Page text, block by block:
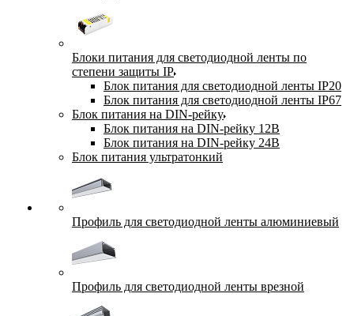
Блоки питания для светодиодной ленты по
степени защиты IP
Блок питания для светодиодной ленты IP20
Блок питания для светодиодной ленты IP67
Блок питания на DIN-рейку
Блок питания на DIN-рейку 12В
Блок питания на DIN-рейку 24В
Блок питания ультратонкий
Профиль для светодиодной ленты алюминиевый
Профиль для светодиодной ленты врезной